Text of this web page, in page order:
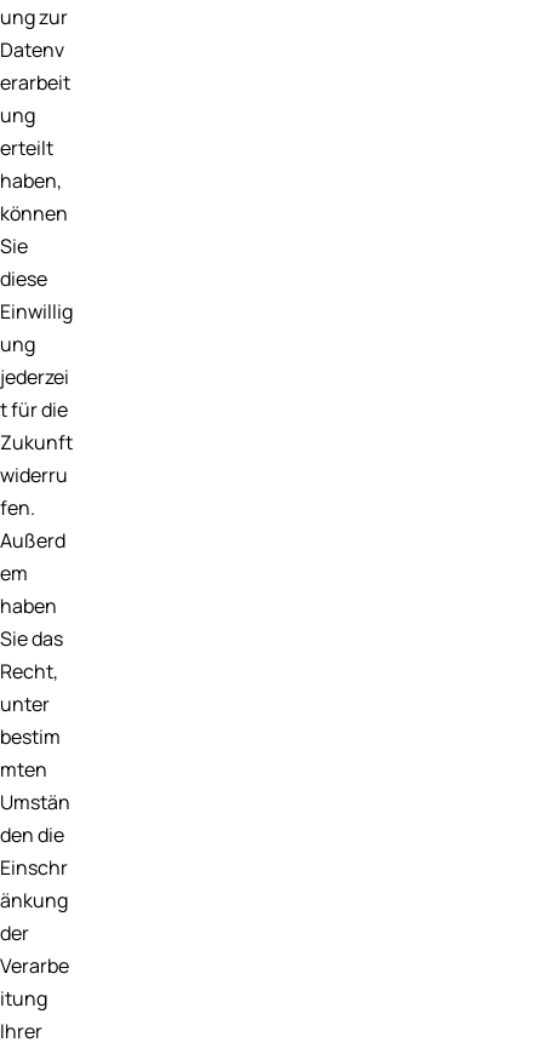
ung zur
Datenv
erarbeit
ung
erteilt
haben,
können
Sie
diese
Einwillig
ung
jederzei
t für die
Zukunft
widerru
fen.
Außerd
em
haben
Sie das
Recht,
unter
bestim
mten
Umstän
den die
Einschr
änkung
der
Verarbe
itung
Ihrer